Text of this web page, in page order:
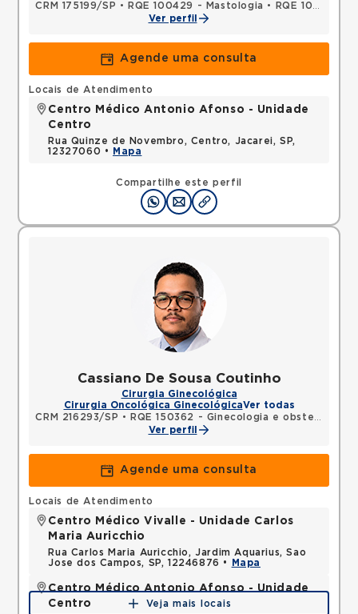
CRM 175199/SP • RQE 100429 - Mastologia •
RQE 105596 - Ginecologia e obstetrícia
Ver perfil
Agende uma consulta
Compartilhe este perfil
Locais de Atendimento
Centro Médico Antonio Afonso - Unidade
Centro
Rua Quinze de Novembro, Centro, Jacarei, SP,
12327060 •
Mapa
Cassiano De Sousa Coutinho
Cirurgia Ginecológica
Cirurgia Oncológica GinecológicaVer todas
CRM 216293/SP •
RQE 150362 - Ginecologia e obstetrícia
Ver perfil
Agende uma consulta
Locais de Atendimento
Centro Médico Vivalle - Unidade Carlos
Maria Auricchio
Rua Carlos Maria Auricchio, Jardim Aquarius, Sao
Jose dos Campos, SP, 12246876 •
Mapa
Centro Médico Antonio Afonso - Unidade
Centro
Veja mais locais